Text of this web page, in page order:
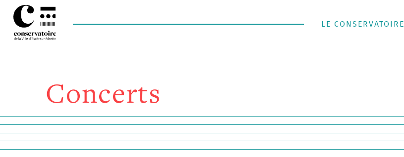
LE CONSERVATOIRE
Concerts